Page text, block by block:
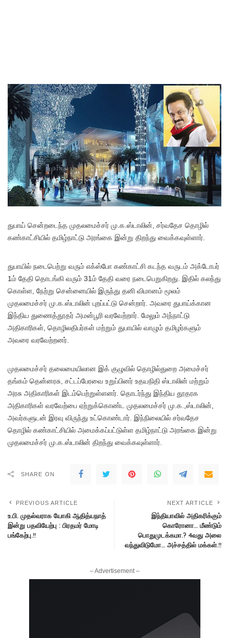
துபாய் சென்றடைந்த முதலமைச்சர் மு.க.ஸ்டாலின், சர்வதேச தொழில்
கண்காட்சியில் தமிழ்நாட்டு அரங்கை இன்று திறந்து வைக்கவுள்ளார்.
துபாயில் நடைபெற்று வரும் எக்ஸ்போ கண்காட்சி கடந்த வருடம் அக்டோபர்
1ம் தேதி தொடங்கி வரும் 31ம் தேதி வரை நடைபெறுகிறது. இதில் கலந்து
கொள்ள, நேற்று சென்னையில் இருந்து தனி விமானம் மூலம்
முதலமைச்சர் மு.க.ஸ்டாலின் புறப்பட்டு சென்றார். அவரை துபாய்க்கான
இந்திய துணைத்தூதர் அமன்பூரி வரவேற்றார். மேலும் அந்நாட்டு
அதிகாரிகள், தொழிலதிபர்கள் மற்றும் துபாயில் வாழும் தமிழர்களும்
அவரை வரவேற்றனர்.
முதலமைச்சர் தலைமையிலான இக் குழுவில் தொழில்துறை அமைச்சர்
தங்கம் தென்னரசு, சட்டப்பேரவை உறுப்பினர் உதயநிதி ஸ்டாலின் மற்றும்
அரசு அதிகாரிகள் இடம்பெற்றுள்ளனர். தொடர்ந்து இந்திய தூதரக
அதிகாரிகள் வரவேற்பை ஏற்றுக்கொண்ட முதலமைச்சர் மு.க.,ஸ்டாலின்,
அவர்களுடன் இரவு விருந்து உட்கொண்டார். இந்நிலையில் சர்வதேச
தொழில் கண்காட்சியில் அமைக்கப்பட்டுள்ள தமிழ்நாட்டு அரங்கை இன்று
முதலமைச்சர் மு.க.ஸ்டாலின் திறந்து வைக்கவுள்ளார்.
SHARE ON
PREVIOUS ARTICLE
உ.பி. முதல்வராக யோகி ஆதித்யநாத்
இன்று பதவியேற்பு : பிரதமர் மோடி
பங்கேற்பு.!!
NEXT ARTICLE
இந்தியாவில் அதிகரிக்கும்
கொரோனா… மீண்டும்
பொதுமுடக்கமா.? 4வது அலை
வந்துவிடுமோ… அச்சத்தில் மக்கள்.!!
– Advertisement –